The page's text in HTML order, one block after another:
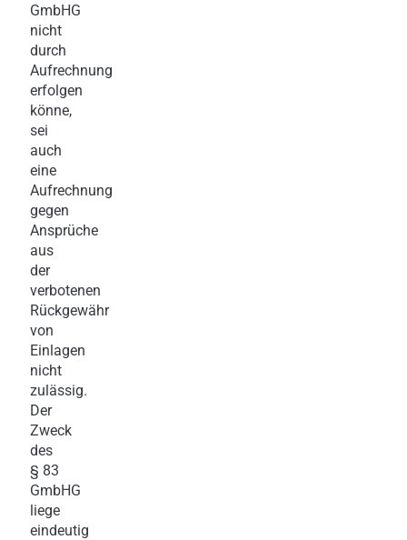
GmbHG
nicht
durch
Aufrechnung
erfolgen
könne,
sei
auch
eine
Aufrechnung
gegen
Ansprüche
aus
der
verbotenen
Rückgewähr
von
Einlagen
nicht
zulässig.
Der
Zweck
des
§ 83
GmbHG
liege
eindeutig